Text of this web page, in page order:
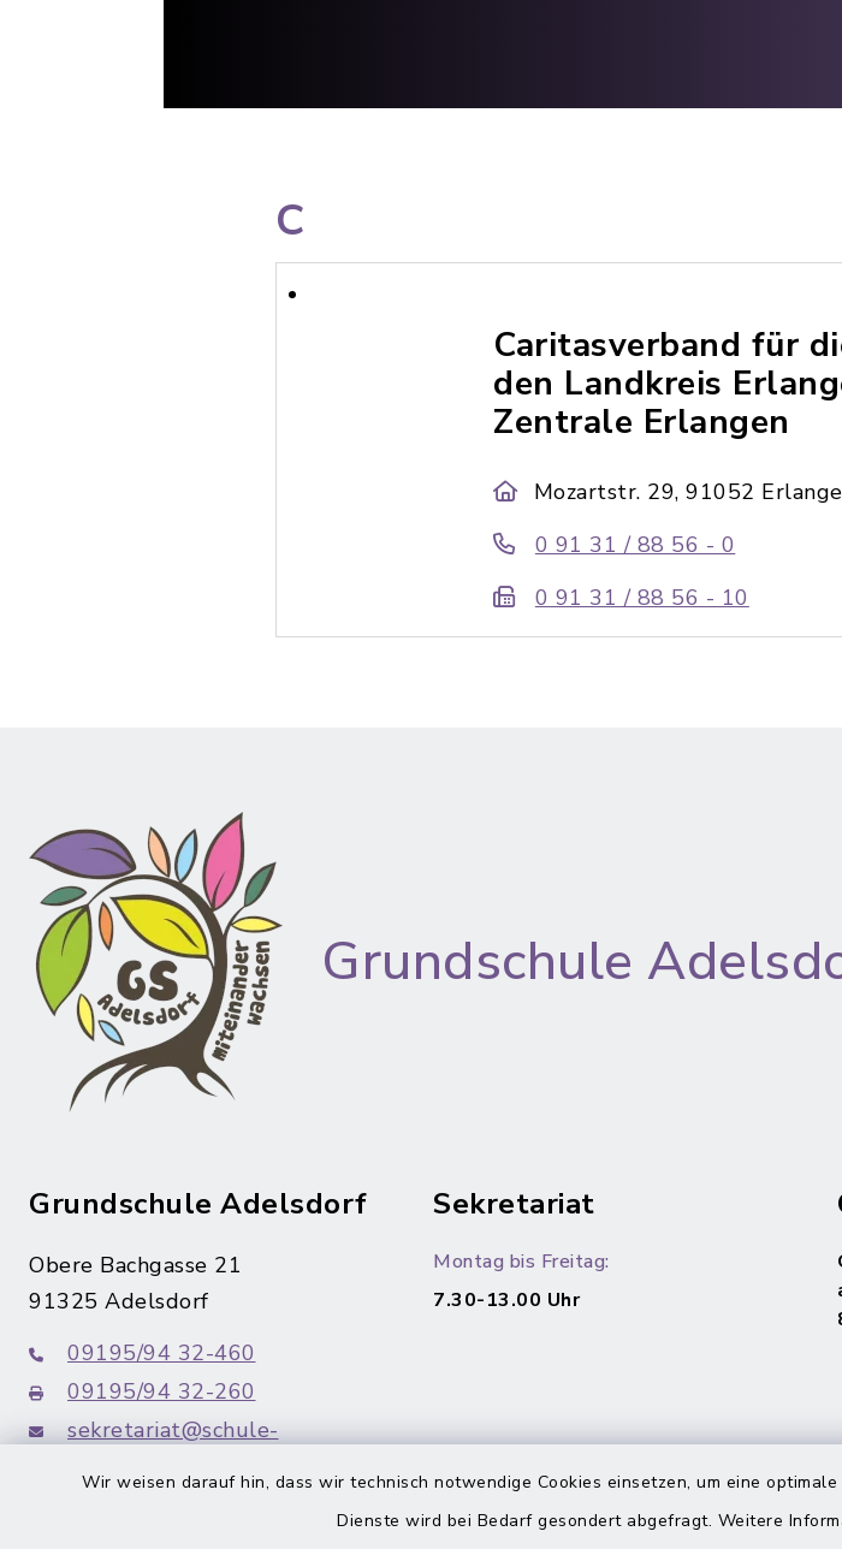
Wir weisen darauf hin, dass wir technisch notwendige Cookies einsetzen, um eine
Dienste wird bei Bedarf gesondert abgefragt. Weitere
C
Caritasverband für
den Landkreis
Zentrale Erlangen
Mozartstr. 29, 91052
0 91 31 / 88 56 - 0
0 91 31 / 88 56 - 10
Grundschule
Grundschule Adelsdorf
Obere Bachgasse 21
91325 Adelsdorf
09195/94 32-460
09195/94 32-260
sekretariat@schule-
Sekretariat
Montag bis Freitag:
7.30-13.00 Uhr